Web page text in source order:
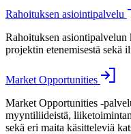
Rahoituksen asiointipalvelu
Rahoituksen asiontipalvelun
projektin etenemisestä sekä
Market Opportunities
Market Opportunities -
myyntiliideistä,
sekä eri maita käsitteleviä